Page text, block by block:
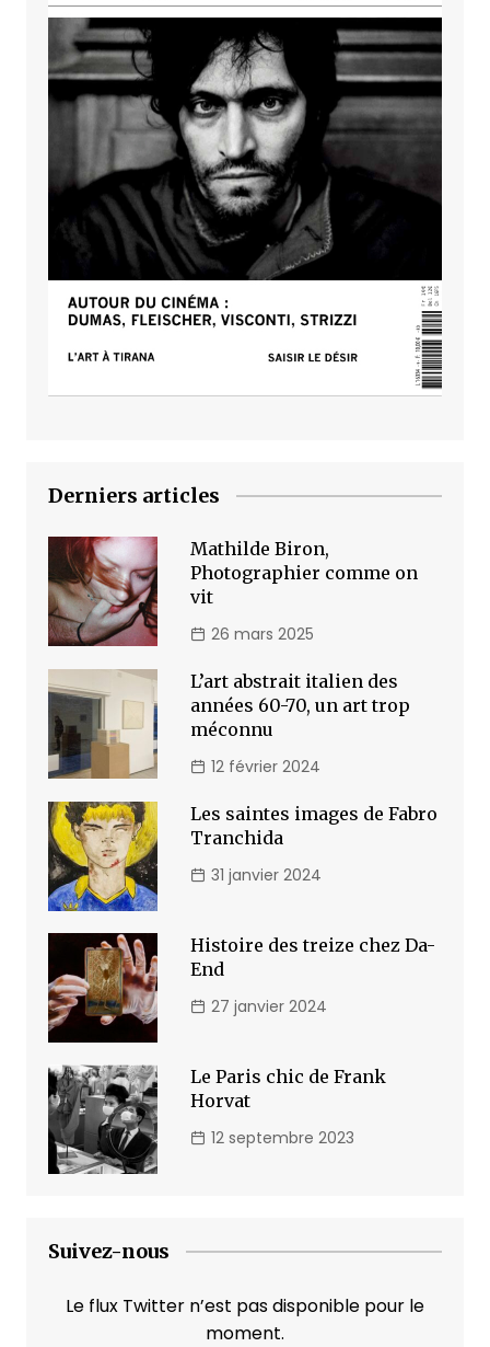
Derniers articles
Mathilde Biron,
Photographier comme on
vit
26 mars 2025
L’art abstrait italien des
années 60-70, un art trop
méconnu
12 février 2024
Les saintes images de Fabro
Tranchida
31 janvier 2024
Histoire des treize chez Da-
End
27 janvier 2024
Le Paris chic de Frank
Horvat
12 septembre 2023
Suivez-nous
Le flux Twitter n’est pas disponible pour le
moment.